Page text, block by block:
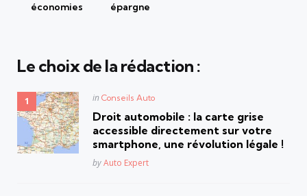
économies épargne
Le choix de la rédaction :
Posted
in Conseils Auto
Droit automobile : la carte grise
accessible directement sur votre
smartphone, une révolution légale !
Posted
byAuto Expert